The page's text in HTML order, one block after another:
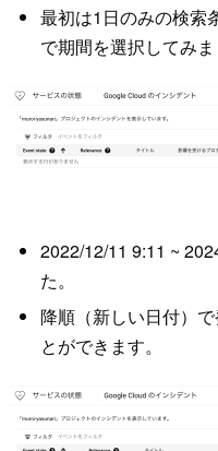
最初は1日のみの検索
で期間を選択してみま
2022/12/11 9:11 ~
た。
降順（新しい日付）
とができます。